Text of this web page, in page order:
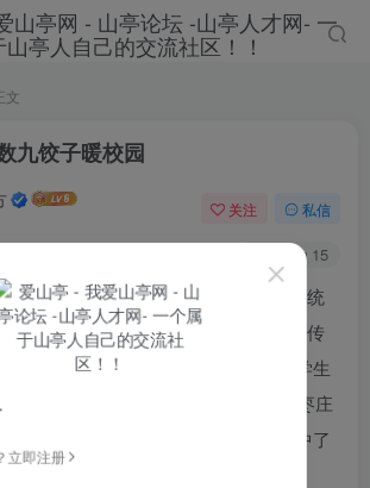
文
九饺子暖校园
关注 私信
15
子碗，冻掉耳朵没人管”。冬至是一个传统
”是我们中国人的习俗。为进一步弘扬传
严寒的冬日感受家的温暖，同时促进学生
友谊，值冬至来临之际，12月21日，枣庄
包饺子实践活动，引导同学们在实践中了
受传统节气文化。
立即注册